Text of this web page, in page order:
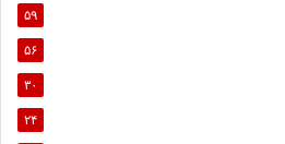
۵۹
۵۶
۳۰
۲۴